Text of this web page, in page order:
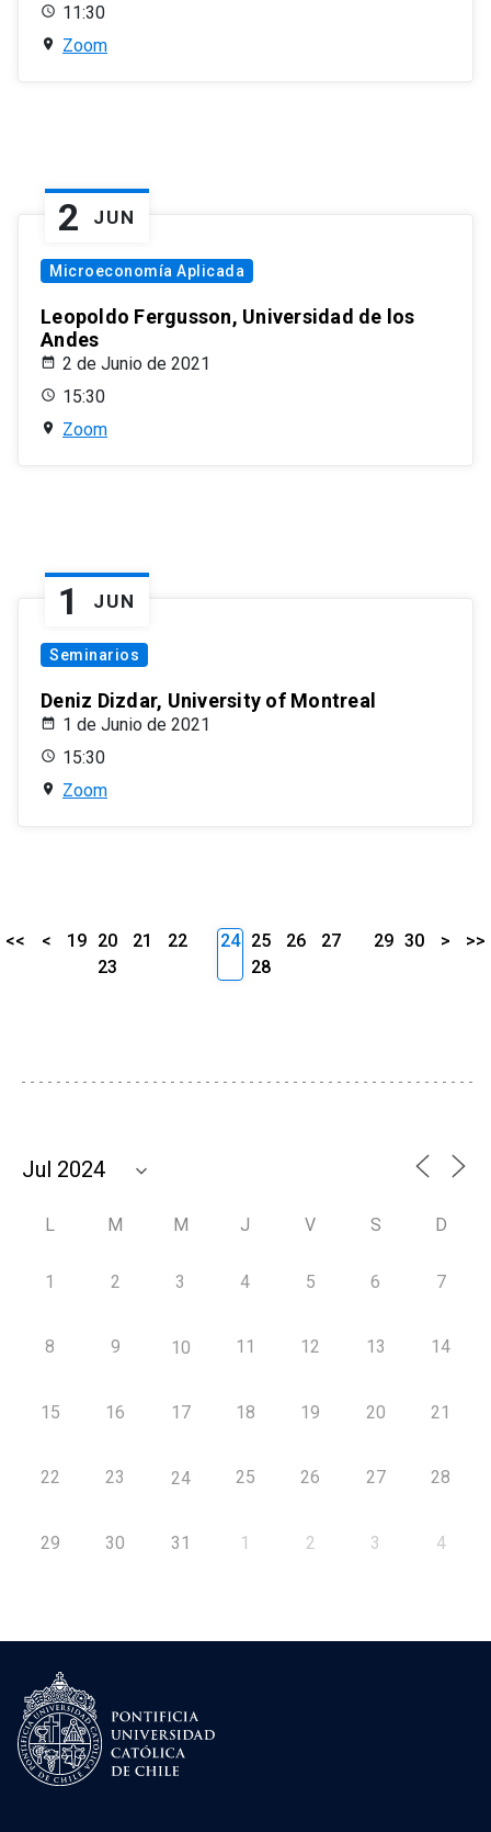
11:30
Zoom
2 JUN
Microeconomía Aplicada
Leopoldo Fergusson, Universidad de los
Andes
2 de Junio de 2021
15:30
Zoom
1 JUN
Seminarios
Deniz Dizdar, University of Montreal
1 de Junio de 2021
15:30
Zoom
<< < 19 20 21
22
23
24 25 26
27
28
29 30 > >>
L M M J V S D
1 2 3 4 5 6 7
8 9 10 11 12 13 14
15 16 17 18 19 20 21
22 23 24 25 26 27 28
29 30 31 1 2 3 4